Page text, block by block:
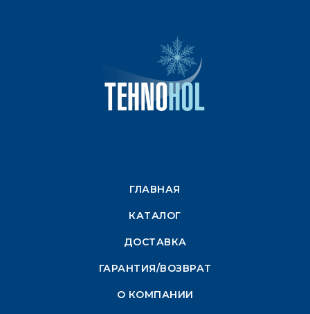
ГЛАВНАЯ
КАТАЛОГ
ДОСТАВКА
ГАРАНТИЯ/ВОЗВРАТ
О КОМПАНИИ